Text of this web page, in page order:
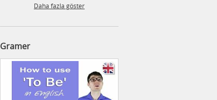
Daha fazla göster
Gramer